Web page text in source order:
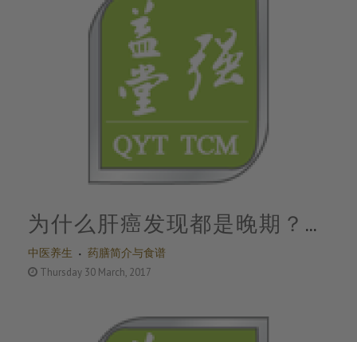
中医养生 药膳简介与食谱
为什么肝癌发现都是晚期？警
惕这些信号，再不养肝就晚
Thursday 30 March, 2017